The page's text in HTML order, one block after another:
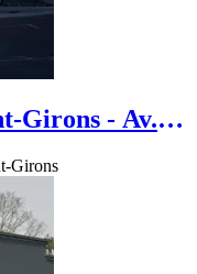
Girons - Av.
Girons